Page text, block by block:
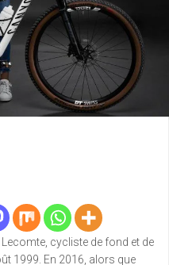
cycliste de fond et de
1999. En 2016, alors que